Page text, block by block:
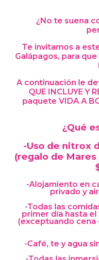
¿No te suena
Te invitamos a
Galápagos, para
A continuación le
QUE INCLUYE Y
paquete VIDA A
¿Qué
-Uso de nitrox
(regalo de
-Alojamiento en
privado y
-Todas las
primer día hasta
(exceptuando cena
-Café, te y agua